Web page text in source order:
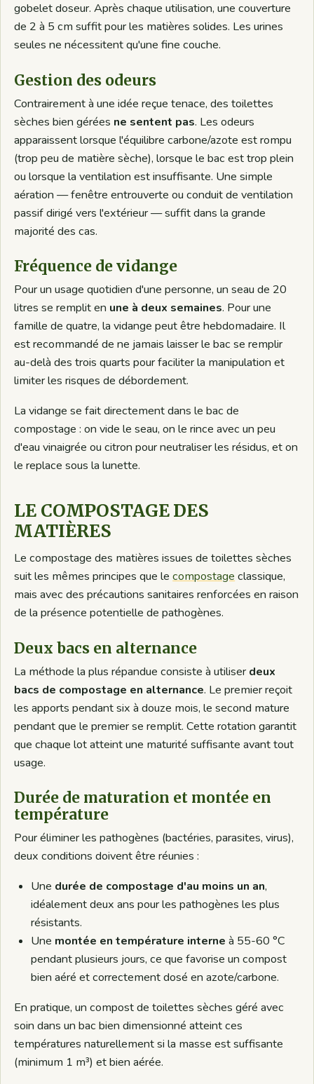
gobelet doseur. Après chaque utilisation, une couverture
de 2 à 5 cm suffit pour les matières solides. Les urines
seules ne nécessitent qu'une fine couche.
Gestion des odeurs
Contrairement à une idée reçue tenace, des toilettes
sèches bien gérées ne sentent pas. Les odeurs
apparaissent lorsque l'équilibre carbone/azote est rompu
(trop peu de matière sèche), lorsque le bac est trop plein
ou lorsque la ventilation est insuffisante. Une simple
aération — fenêtre entrouverte ou conduit de ventilation
passif dirigé vers l'extérieur — suffit dans la grande
majorité des cas.
Fréquence de vidange
Pour un usage quotidien d'une personne, un seau de 20
litres se remplit en une à deux semaines. Pour une
famille de quatre, la vidange peut être hebdomadaire. Il
est recommandé de ne jamais laisser le bac se remplir
au-delà des trois quarts pour faciliter la manipulation et
limiter les risques de débordement.
La vidange se fait directement dans le bac de
compostage : on vide le seau, on le rince avec un peu
d'eau vinaigrée ou citron pour neutraliser les résidus, et on
le replace sous la lunette.
LE COMPOSTAGE DES
MATIÈRES
Le compostage des matières issues de toilettes sèches
suit les mêmes principes que lecompostage classique,
mais avec des précautions sanitaires renforcées en raison
de la présence potentielle de pathogènes.
Deux bacs en alternance
La méthode la plus répandue consiste à utiliserdeux
bacs de compostage en alternance. Le premier reçoit
les apports pendant six à douze mois, le second mature
pendant que le premier se remplit. Cette rotation garantit
que chaque lot atteint une maturité suffisante avant tout
usage.
Durée de maturation et montée en
température
Pour éliminer les pathogènes (bactéries, parasites, virus),
deux conditions doivent être réunies :
Une durée de compostage d'au moins un an,
idéalement deux ans pour les pathogènes les plus
résistants.
Une montée en température interne à 55-60 °C
pendant plusieurs jours, ce que favorise un compost
bien aéré et correctement dosé en azote/carbone.
En pratique, un compost de toilettes sèches géré avec
soin dans un bac bien dimensionné atteint ces
températures naturellement si la masse est suffisante
(minimum 1 m³) et bien aérée.